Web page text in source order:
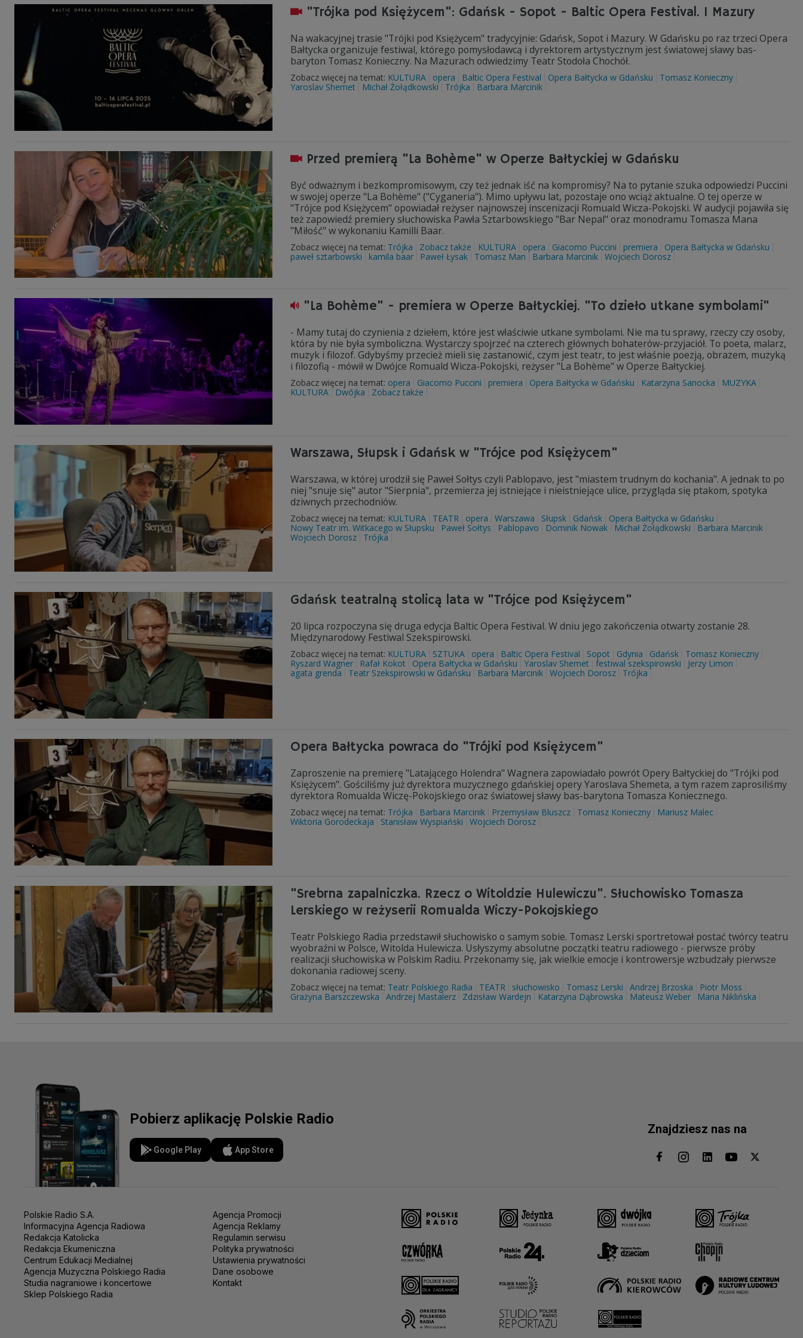
"Trójka pod Księżycem": Gdańsk - Sopot - Baltic Opera Festival. I Mazury
Na wakacyjnej trasie "Trójki pod Księżycem" tradycyjnie: Gdańsk, Sopot i Mazury. W Gdańsku po raz trzeci Opera
Bałtycka organizuje festiwal, którego pomysłodawcą i dyrektorem artystycznym jest światowej sławy bas-
baryton Tomasz Konieczny. Na Mazurach odwiedzimy Teatr Stodoła Chochół.
Zobacz więcej na temat: KULTURA opera Baltic Opera Festival Opera Bałtycka w Gdańsku
Tomasz Konieczny
Yaroslav Shemet
Michał Żołądkowski Trójka Barbara Marcinik
Przed premierą "La Bohème" w Operze Bałtyckiej w Gdańsku
Być odważnym i bezkompromisowym, czy też jednak iść na kompromisy? Na to pytanie szuka odpowiedzi Puccini
w swojej operze "La Bohème" ("Cyganeria"). Mimo upływu lat, pozostaje ono wciąż aktualne. O tej operze w
"Trójce pod Księżycem" opowiadał reżyser najnowszej inscenizacji Romuald Wicza-Pokojski. W audycji pojawiła się
też zapowiedź premiery słuchowiska Pawła Sztarbowskiego "Bar Nepal" oraz monodramu Tomasza Mana
"Miłość" w wykonaniu Kamilli Baar.
Zobacz więcej na temat: Trójka Zobacz także KULTURA opera Giacomo Puccini premiera
Opera Bałtycka w Gdańsku
paweł sztarbowski
kamila baar Paweł Łysak Tomasz Man Barbara Marcinik Wojciech Dorosz
"La Bohème" - premiera w Operze Bałtyckiej. "To dzieło utkane symbolami"
- Mamy tutaj do czynienia z dziełem, które jest właściwie utkane symbolami. Nie ma tu sprawy, rzeczy czy osoby,
która by nie była symboliczna. Wystarczy spojrzeć na czterech głównych bohaterów-przyjaciół. To poeta, malarz,
muzyk i filozof. Gdybyśmy przecież mieli się zastanowić, czym jest teatr, to jest właśnie poezją, obrazem, muzyką
i filozofią - mówił w Dwójce Romuald Wicza-Pokojski, reżyser "La Bohème" w Operze Bałtyckiej.
Zobacz więcej na temat: opera Giacomo Puccini premiera Opera Bałtycka w Gdańsku Katarzyna Sanocka
MUZYKA
KULTURA
Dwójka Zobacz także
Warszawa, Słupsk i Gdańsk w "Trójce pod Księżycem"
Warszawa, w której urodził się Paweł Sołtys czyli Pablopavo, jest "miastem trudnym do kochania". A jednak to po
niej "snuje się" autor "Sierpnia", przemierza jej istniejące i nieistniejące ulice, przygląda się ptakom, spotyka
dziwnych przechodniów.
Zobacz więcej na temat: KULTURA TEATR opera Warszawa Słupsk Gdańsk
Opera Bałtycka w Gdańsku
Nowy Teatr im. Witkacego w Słupsku
Paweł Sołtys Pablopavo Dominik Nowak Michał Żołądkowski
Barbara Marcinik
Wojciech Dorosz
Trójka
Gdańsk teatralną stolicą lata w "Trójce pod Księżycem"
20 lipca rozpoczyna się druga edycja Baltic Opera Festival. W dniu jego zakończenia otwarty zostanie 28.
Międzynarodowy Festiwal Szekspirowski.
Zobacz więcej na temat: KULTURA SZTUKA opera Baltic Opera Festival Sopot Gdynia Gdańsk
Tomasz Konieczny
Ryszard Wagner
Rafał Kokot Opera Bałtycka w Gdańsku Yaroslav Shemet festiwal szekspirowski
Jerzy Limon
agata grenda
Teatr Szekspirowski w Gdańsku Barbara Marcinik Wojciech Dorosz Trójka
Opera Bałtycka powraca do "Trójki pod Księżycem"
Zaproszenie na premierę "Latającego Holendra" Wagnera zapowiadało powrót Opery Bałtyckiej do "Trójki pod
Księżycem". Gościliśmy już dyrektora muzycznego gdańskiej opery Yaroslava Shemeta, a tym razem zaprosiliśmy
dyrektora Romualda Wiczę-Pokojskiego oraz światowej sławy bas-barytona Tomasza Koniecznego.
Zobacz więcej na temat: Trójka Barbara Marcinik Przemysław Bluszcz Tomasz Konieczny
Mariusz Malec
Wiktoria Gorodeckaja
Stanisław Wyspiański Wojciech Dorosz
"Srebrna zapalniczka. Rzecz o Witoldzie Hulewiczu". Słuchowisko Tomasza
Lerskiego w reżyserii Romualda Wiczy-Pokojskiego
Teatr Polskiego Radia przedstawił słuchowisko o samym sobie. Tomasz Lerski sportretował postać twórcy teatru
wyobraźni w Polsce, Witolda Hulewicza. Usłyszymy absolutne początki teatru radiowego - pierwsze próby
realizacji słuchowiska w Polskim Radiu. Przekonamy się, jak wielkie emocje i kontrowersje wzbudzały pierwsze
dokonania radiowej sceny.
Zobacz więcej na temat: Teatr Polskiego Radia TEATR słuchowisko Tomasz Lerski Andrzej Brzoska
Piotr Moss
Grażyna Barszczewska
Andrzej Mastalerz Zdzisław Wardejn Katarzyna Dąbrowska Mateusz Weber Maria Niklińska
Pobierz aplikację Polskie Radio
Google Play App Store
Znajdziesz nas na
Polskie Radio S.A.
Informacyjna Agencja Radiowa
Redakcja Katolicka
Redakcja Ekumeniczna
Centrum Edukacji Medialnej
Agencja Muzyczna Polskiego Radia
Studia nagraniowe i koncertowe
Sklep Polskiego Radia
Agencja Promocji
Agencja Reklamy
Regulamin serwisu
Polityka prywatności
Ustawienia prywatności
Dane osobowe
Kontakt